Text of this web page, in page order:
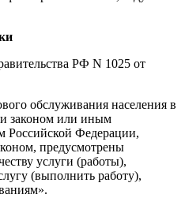
РФ N 1025 от
обслуживания населения в
законом или иным
Российской Федерации,
предусмотрены
услуги (работы),
(выполнить работу),